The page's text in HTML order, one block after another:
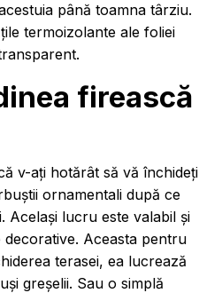
până toamna târziu.
termoizolante ale foliei
firească
v-ați hotărât să vă închideți
ornamentali după ce
Același lucru este valabil și
Aceasta pentru
terasei, ea lucrează
greșelii. Sau o simplă